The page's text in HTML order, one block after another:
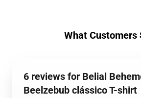
What Customers
6 reviews for Belial
Beelzebub clássico T-shirt